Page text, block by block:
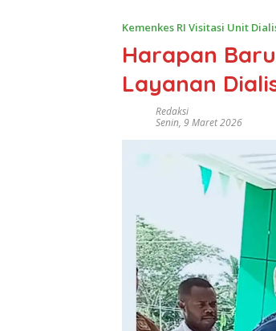
Kemenkes RI Visitasi Unit
Harapan
Layanan
Redaksi
Senin, 9 Maret 2026